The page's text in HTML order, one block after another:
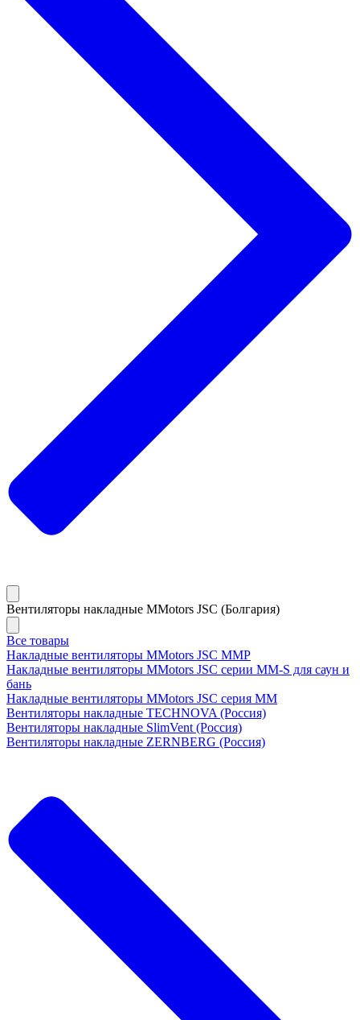
Вентиляторы накладные MMotors JSC (Болгария)
Все товары
Накладные вентиляторы MMotors JSC MMP
Накладные вентиляторы MMotors JSC серии MM-S для саун и
бань
Накладные вентиляторы MMotors JSC серия МM
Вентиляторы накладные TECHNOVA (Россия)
Вентиляторы накладные SlimVent (Россия)
Вентиляторы накладные ZERNBERG (Россия)